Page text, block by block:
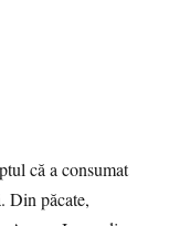
că a consumat
Din păcate,